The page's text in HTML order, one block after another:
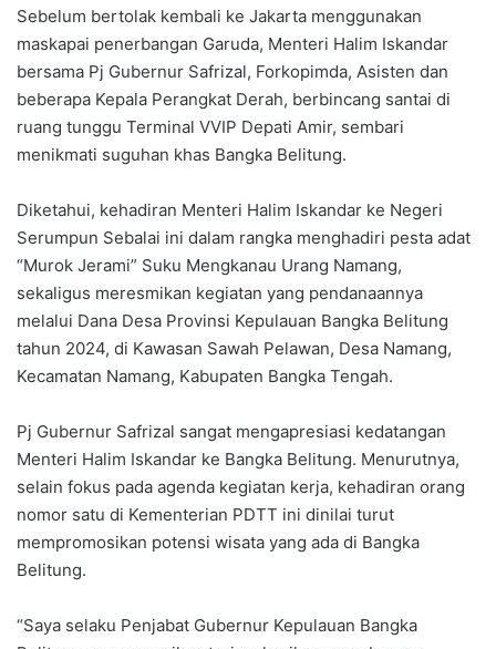
Sebelum bertolak kembali ke Jakarta menggunakan
maskapai penerbangan Garuda, Menteri Halim Iskandar
bersama Pj Gubernur Safrizal, Forkopimda, Asisten dan
beberapa Kepala Perangkat Derah, berbincang santai di
ruang tunggu Terminal VVIP Depati Amir, sembari
menikmati suguhan khas Bangka Belitung.
Diketahui, kehadiran Menteri Halim Iskandar ke Negeri
Serumpun Sebalai ini dalam rangka menghadiri pesta adat
“Murok Jerami” Suku Mengkanau Urang Namang,
sekaligus meresmikan kegiatan yang pendanaannya
melalui Dana Desa Provinsi Kepulauan Bangka Belitung
tahun 2024, di Kawasan Sawah Pelawan, Desa Namang,
Kecamatan Namang, Kabupaten Bangka Tengah.
Pj Gubernur Safrizal sangat mengapresiasi kedatangan
Menteri Halim Iskandar ke Bangka Belitung. Menurutnya,
selain fokus pada agenda kegiatan kerja, kehadiran orang
nomor satu di Kementerian PDTT ini dinilai turut
mempromosikan potensi wisata yang ada di Bangka
Belitung.
“Saya selaku Penjabat Gubernur Kepulauan Bangka